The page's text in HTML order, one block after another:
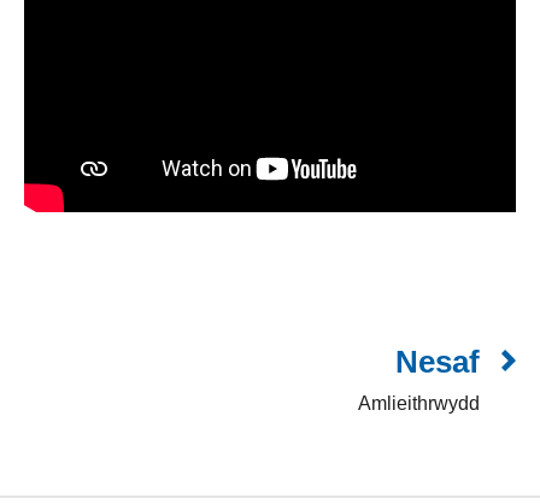
Nesaf
Amlieithrwydd